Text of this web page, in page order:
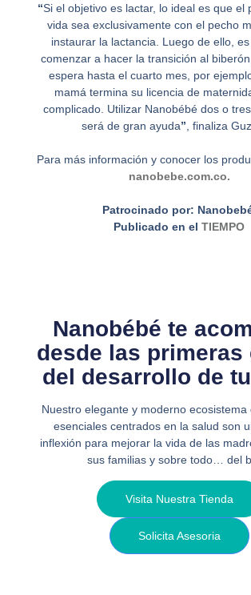
“Si el objetivo es lactar, lo ideal es que el
vida sea exclusivamente con el pecho
instaurar la lactancia. Luego de ello,
comenzar a hacer la transición al
espera hasta el cuarto mes, por
mamá termina su licencia de
complicado. Utilizar Nanobébé dos o
será de gran ayuda” , finaliza
Para más información y conocer los
nanobebe.com.co.
Patrocinado por:
Publicado en el TIEMPO
Nanobébé te
desde las primeras
del desarrollo de
Nuestro elegante y moderno ecosistema
esenciales centrados en la salud son
inflexión para mejorar la vida de las
sus familias y sobre todo… del
Visita Nuestra Tienda
Solicita Asesoria